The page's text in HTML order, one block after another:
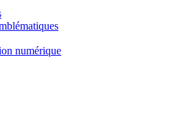
numérique